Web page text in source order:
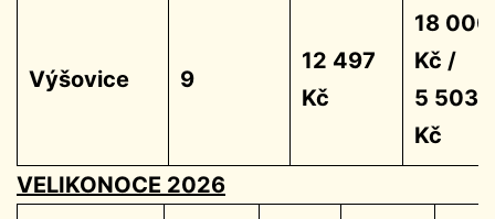
Výšovice 9
12 497
Kč
18 000
Kč /
5 503
Kč
VELIKONOCE 2026